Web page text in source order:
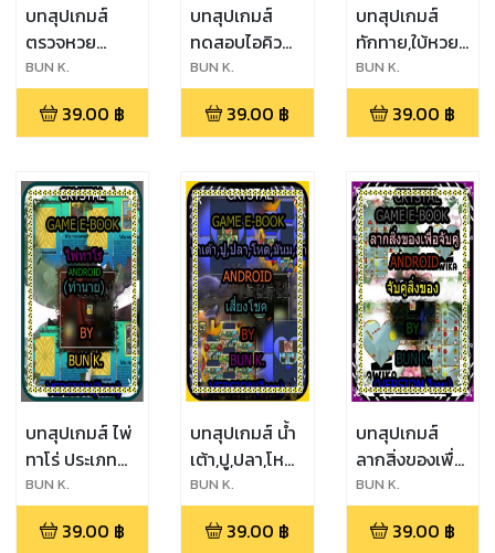
บทสุปเกมส์
ตรวจหวย
ประเภทเกมส์
เสี่ยง
โชค(android)
BUN K.
39.00 ฿
บทสุปเกมส์
ทดสอบไอคิว
ประเภทเกมส์
ตอบ
คำถาม(android)
BUN K.
39.00 ฿
บทสุปเกมส์
ทักทาย,ใบ้หวย
ประเภทเกมส์
ทักทาย,ตัวเลข(หว
(android)
BUN K.
39.00 ฿
บทสุปเกมส์ ไพ่
ทาโร่ ประเภท
เกมส์
ทำนาย(android)
BUN K.
39.00 ฿
บทสุปเกมส์ น้ำ
เต้า,ปู,ปลา,โหด,มัน,ฮา
ประเภทเกมส์
เสี่ยง
โชค(android)
ิBUN K.
39.00 ฿
บทสุปเกมส์
ลากสิ่งของเพื่อ
จับคู่สำหรับเด็ก
อนุบาล ประเภท
เกมส์จับคู่
ฺBUN K.
39.00 ฿